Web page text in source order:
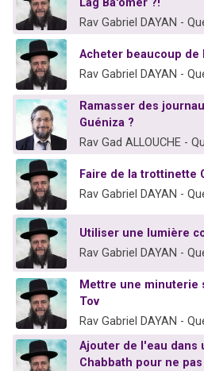
Lag Ba'omer ?!
Rav Gabriel DAYAN -
Acheter beaucoup de
Rav Gabriel DAYAN -
Ramasser des
Guéniza ?
Rav Gad ALLOUCHE -
Faire de la trottinette
Rav Gabriel DAYAN -
Utiliser une lumière
Rav Gabriel DAYAN -
Mettre une minuterie
Tov
Rav Gabriel DAYAN -
Ajouter de l'eau dans
Chabbath pour ne